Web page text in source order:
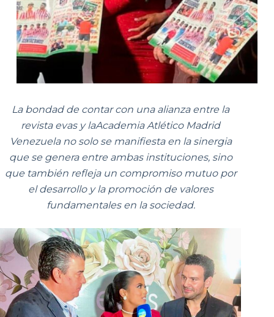
La bondad de contar con una alianza entre la
revista evas y laAcademia Atlético Madrid
Venezuela no solo se manifiesta en la sinergia
que se genera entre ambas instituciones, sino
que también refleja un compromiso mutuo por
el desarrollo y la promoción de valores
fundamentales en la sociedad.